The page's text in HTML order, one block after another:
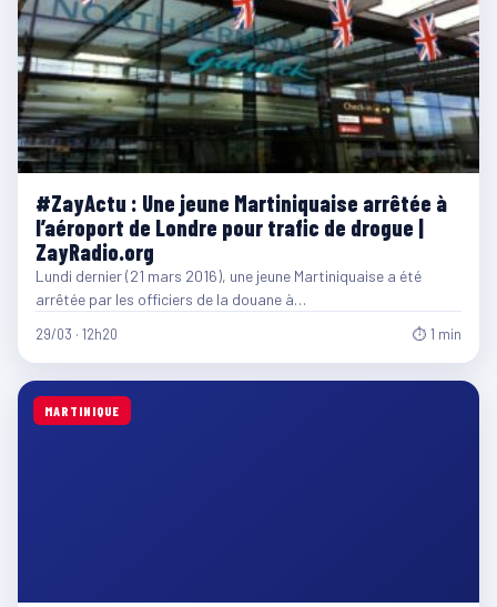
#ZayActu : Une jeune Martiniquaise arrêtée à
l’aéroport de Londre pour trafic de drogue |
ZayRadio.org
Lundi dernier (21 mars 2016), une jeune Martiniquaise a été
arrêtée par les officiers de la douane à…
29/03 · 12h20 ⏱ 1 min
MARTINIQUE